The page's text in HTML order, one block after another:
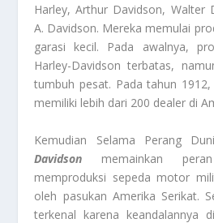
Harley, Arthur Davidson, Walter
A. Davidson. Mereka memulai
garasi kecil. Pada awalnya,
Harley-Davidson terbatas,
tumbuh pesat. Pada tahun
memiliki lebih dari 200 dealer di
Kemudian Selama Perang
Davidson memainkan
memproduksi sepeda motor
oleh pasukan Amerika Serikat.
terkenal karena keandalannya